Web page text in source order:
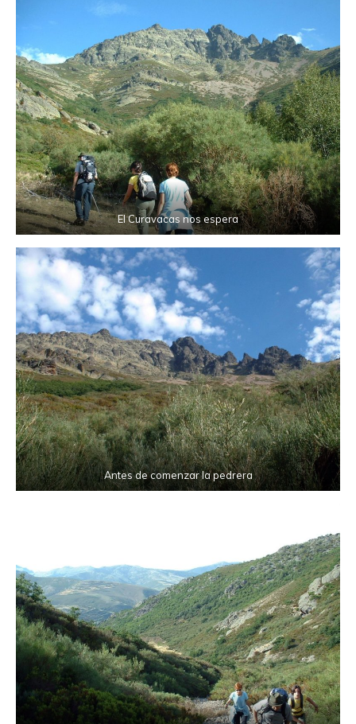
El Curavacas nos espera
Antes de comenzar la pedrera